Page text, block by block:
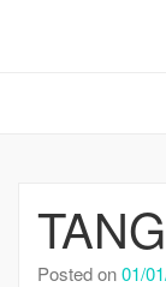
Posted on01/